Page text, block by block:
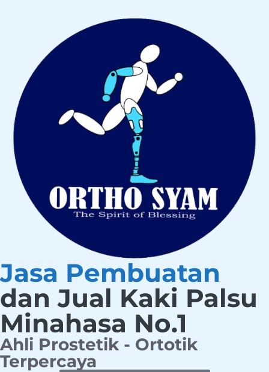
Jasa Pembuatan
dan Jual Kaki Palsu
Minahasa No.1
Ahli Prostetik - Ortotik
Terpercaya